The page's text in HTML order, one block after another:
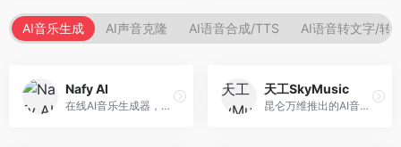
AI音乐生成 AI声音克隆 AI语音合成/TTS AI语音转文字/转
Nafy AI
在线AI音乐生成器，专注于快速音乐创作。面向内容创作者，支持多种风格音乐生成，操作简便，生成速度快，适合快速配乐需求。
天工SkyMusic
昆仑万维推出的AI音乐创作平台，基于天工大模型。面向音乐创作者，支持歌词生成、旋律创作、音乐编曲等服务，中文音乐创作能力强。